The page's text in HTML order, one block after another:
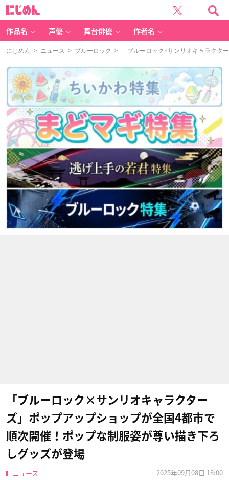
作品名 声優 舞台俳優 作者名
にじめん > ニュース > ブルーロック > 「ブルーロック×サンリオキャラクタ
「ブルーロック×サンリオキャラクター
ズ」ポップアップショップが全国4都市で
順次開催！ポップな制服姿が尊い描き下ろ
しグッズが登場
ニュース
2025年09月08日 18:00